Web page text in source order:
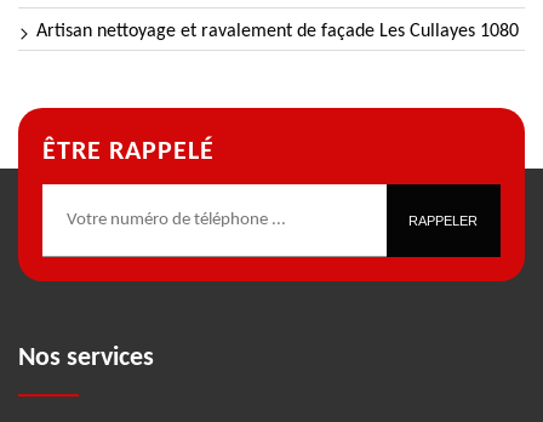
Artisan nettoyage et ravalement de façade Les Cullayes 1080
ÊTRE RAPPELÉ
Nos services